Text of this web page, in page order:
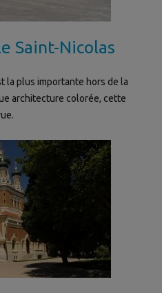
Saint-Nicolas
la plus importante hors de la
architecture colorée, cette